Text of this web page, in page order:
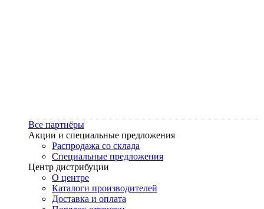
Все партнёры
Акции и специальные предложения
Распродажа со склада
Специальные предложения
Центр дистрибуции
О центре
Каталоги производителей
Доставка и оплата